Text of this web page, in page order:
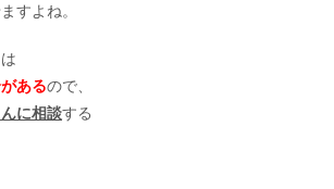
すよね。
あるので、
に相談する